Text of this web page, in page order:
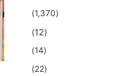
(1,370)
(12)
(14)
(22)